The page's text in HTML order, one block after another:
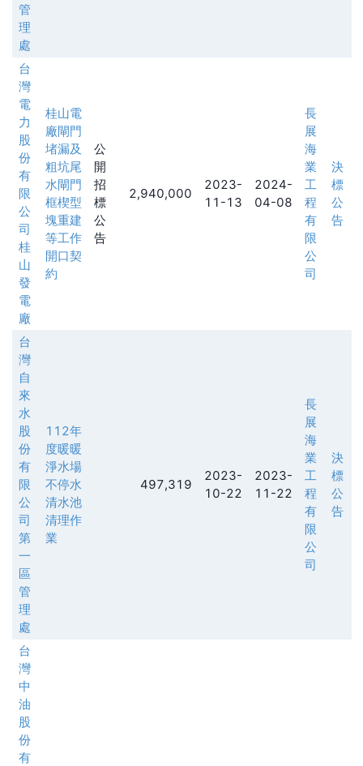
管
理
處
台
灣
電
力
股
份
有
限
公
司
桂
山
發
電
廠
桂山電
廠閘門
堵漏及
粗坑尾
水閘門
框楔型
塊重建
等工作
開口契
約
公
開
招
標
公
告
2,940,000
2023-
11-13
2024-
04-08
長
展
海
業
工
程
有
限
公
司
決
標
公
告
台
灣
自
來
水
股
份
有
限
公
司
第
一
區
管
理
處
112年
度暖暖
淨水場
不停水
清水池
清理作
業
497,319
2023-
10-22
2023-
11-22
長
展
海
業
工
程
有
限
公
司
決
標
公
告
台
灣
中
油
股
份
有